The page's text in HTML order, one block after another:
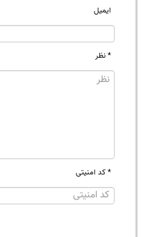
ایمیل
* نظر
* کد امنیتی